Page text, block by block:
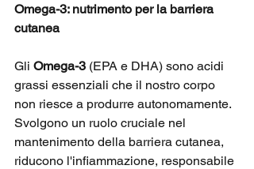
Omega-3: nutrimento per la barriera
cutanea
Gli Omega-3 (EPA e DHA) sono acidi
grassi essenziali che il nostro corpo
non riesce a produrre autonomamente.
Svolgono un ruolo cruciale nel
mantenimento della barriera cutanea,
riducono l'infiammazione, responsabile